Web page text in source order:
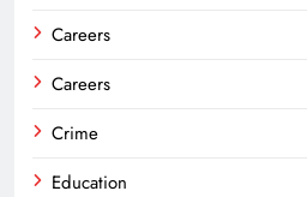
Careers
Careers
Crime
Education